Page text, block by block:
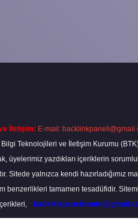
İletişim: E-mail:
Teknolojileri ve İletişim Kurumu
üyelerimiz yazdıkları içeriklerin
Sitede yalnızca kendi
benzerlikleri tamamen tesadüfidir.